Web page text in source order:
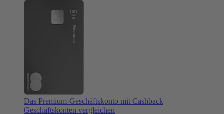
Das Premium-Geschäftskonto mit Cashback
Geschäftskonten vergleichen